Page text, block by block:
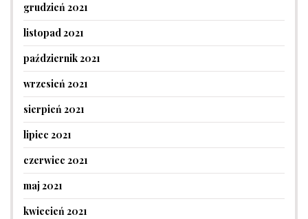
grudzień 2021
listopad 2021
październik 2021
wrzesień 2021
sierpień 2021
lipiec 2021
czerwiec 2021
maj 2021
kwiecień 2021